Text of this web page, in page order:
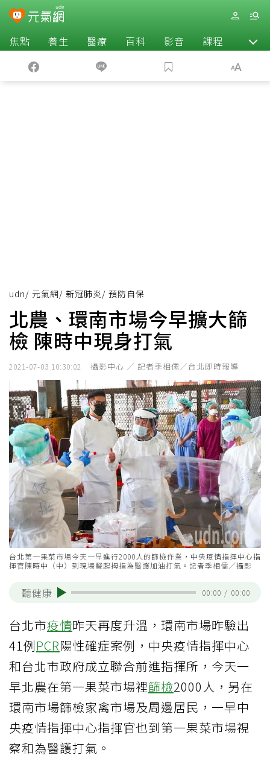
焦點 養生 醫療 百科 影音 課程 退休
udn/ 元氣網/ 新冠肺炎 / 預防自保
北農、環南市場今早擴大篩
檢 陳時中現身打氣
2021-07-03 10:30:02 攝影中心 ／ 記者季相儒／台北即時報導
台北第一果菜市場今天一早進行2000人的篩檢作業，中央疫情指揮中心指
揮官陳時中（中）到現場豎起拇指為醫護加油打氣。記者季相儒／攝影
聽健康 00:00 / 00:00
台北市疫情昨天再度升溫，環南市場昨驗出
41例PCR陽性確症案例，中央疫情指揮中心
和台北市政府成立聯合前進指揮所，今天一
早北農在第一果菜市場裡篩檢2000人，另在
環南市場篩檢家禽市場及周邊居民，一早中
央疫情指揮中心指揮官也到第一果菜市場視
察和為醫護打氣。